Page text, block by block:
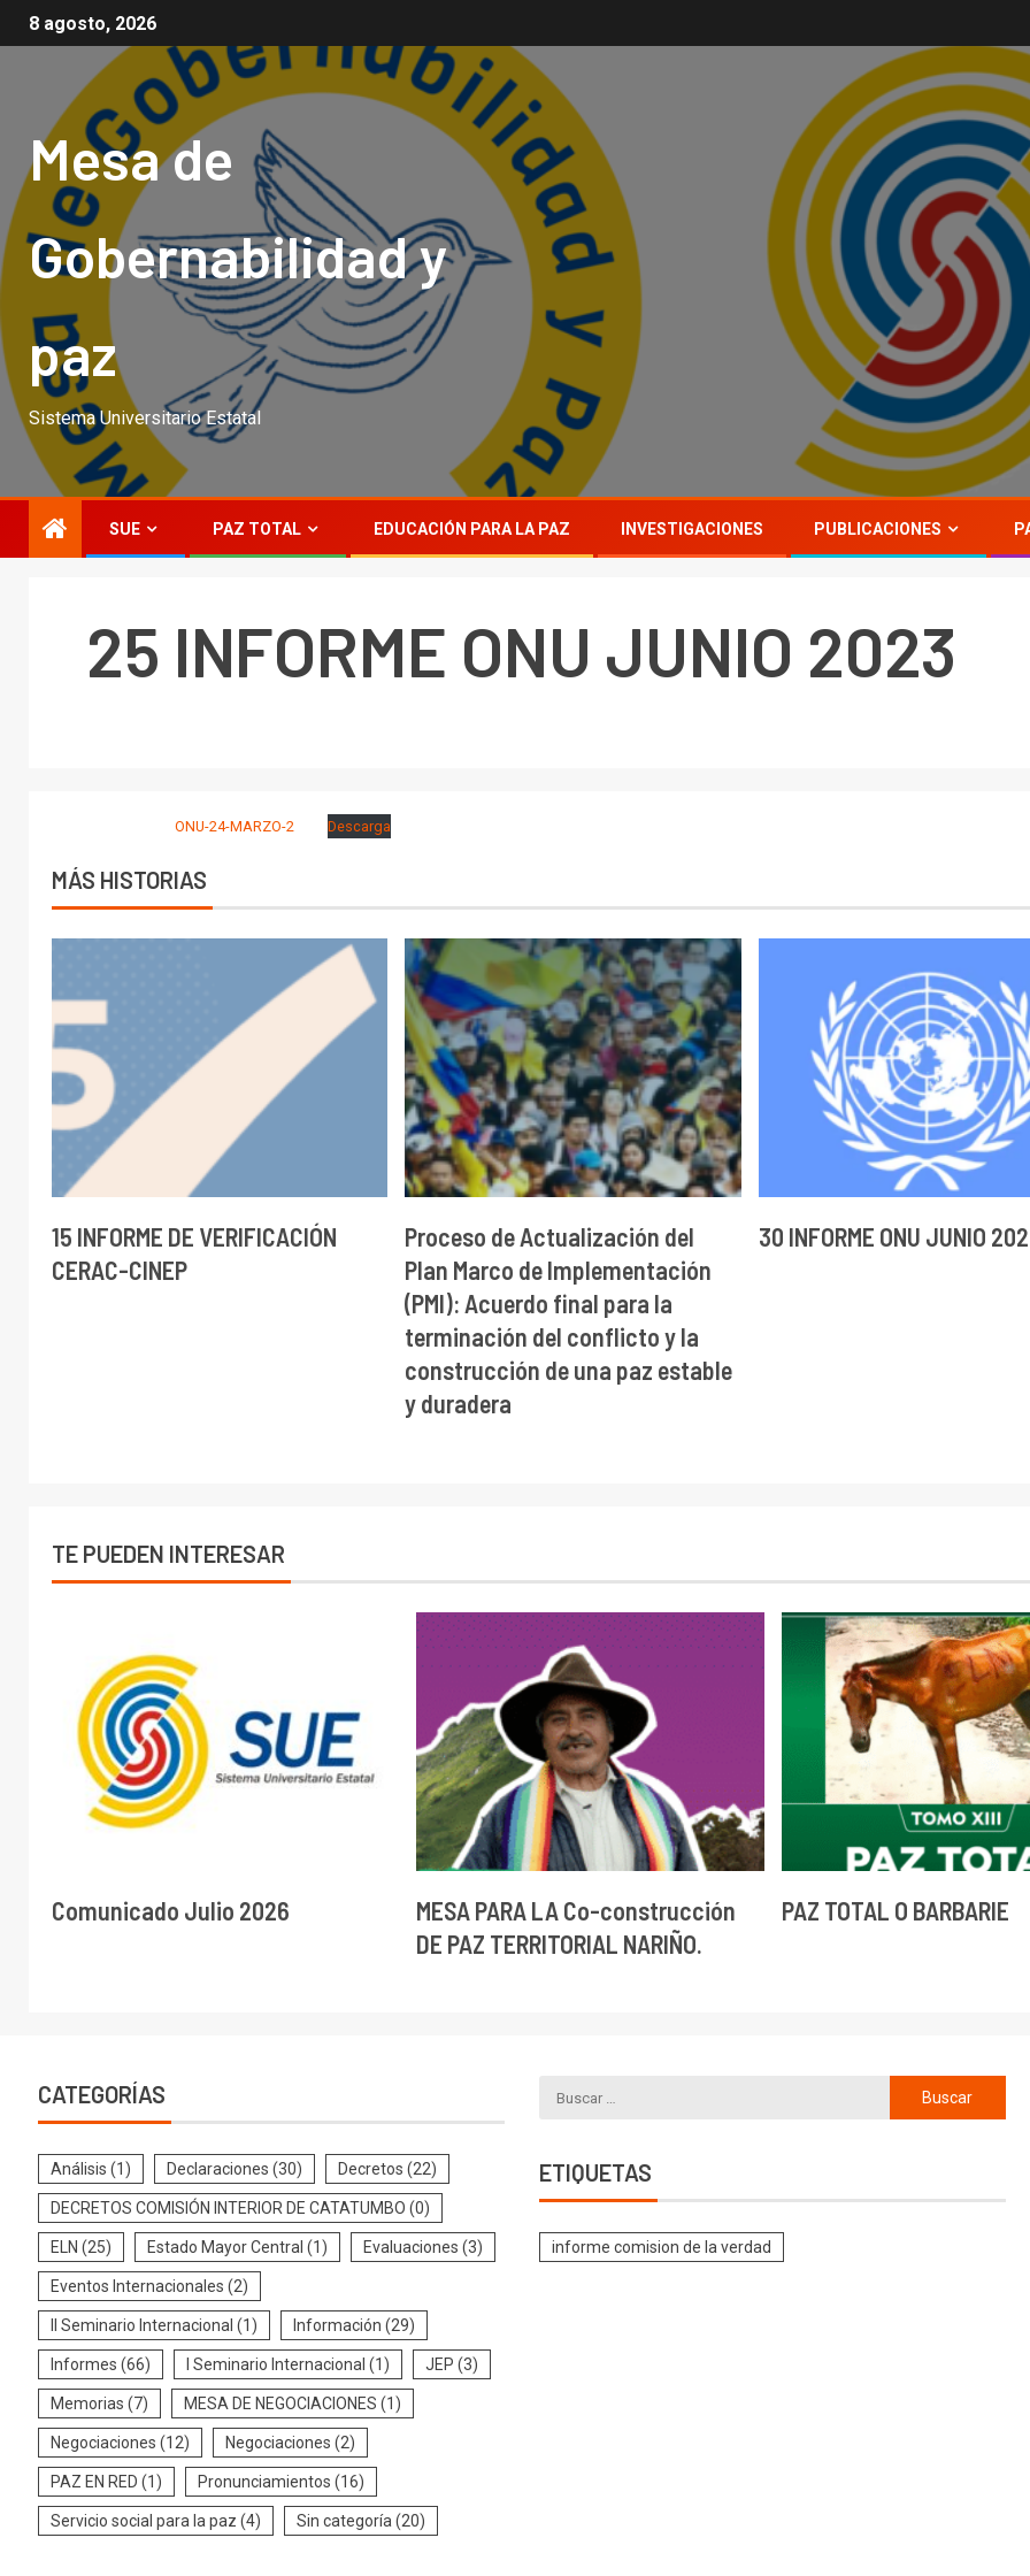
8 agosto, 2026
Mesa de
Gobernabilidad y
paz
Sistema Universitario Estatal
SUE PAZ TOTAL EDUCACIÓN PARA LA PAZ INVESTIGACIONES PUBLICACIONES
25 INFORME ONU JUNIO 2023
ONU-24-MARZO-2 Descarga
MÁS HISTORIAS
15 INFORME DE VERIFICACIÓN
CERAC-CINEP
Proceso de Actualización del
Plan Marco de Implementación
(PMI): Acuerdo final para la
terminación del conflicto y la
construcción de una paz estable
y duradera
30 INFORME ONU JUNIO
TE PUEDEN INTERESAR
Comunicado Julio 2026
MESA PARA LA Co-construcción
DE PAZ TERRITORIAL NARIÑO.
PAZ TOTAL O BARBARIE
CATEGORÍAS
Análisis (1) Declaraciones (30) Decretos (22)
DECRETOS COMISIÓN INTERIOR DE CATATUMBO (0)
ELN (25) Estado Mayor Central (1) Evaluaciones (3)
Eventos Internacionales (2)
II Seminario Internacional (1) Información (29)
Informes (66) I Seminario Internacional (1) JEP (3)
Memorias (7) MESA DE NEGOCIACIONES (1)
Negociaciones (12) Negociaciones (2)
PAZ EN RED (1) Pronunciamientos (16)
Servicio social para la paz (4) Sin categoría (20)
ETIQUETAS
informe comision de la verdad